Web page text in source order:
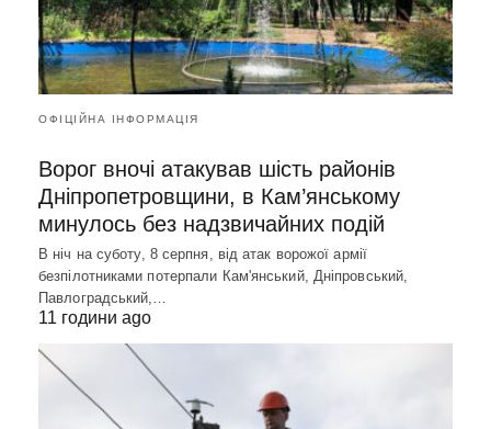
ОФІЦІЙНА ІНФОРМАЦІЯ
Ворог вночі атакував шість районів
Дніпропетровщини, в Кам’янському
минулось без надзвичайних подій
В ніч на суботу, 8 серпня, від атак ворожої армії
безпілотниками потерпали Кам'янський, Дніпровський,
Павлоградський,…
11 години ago